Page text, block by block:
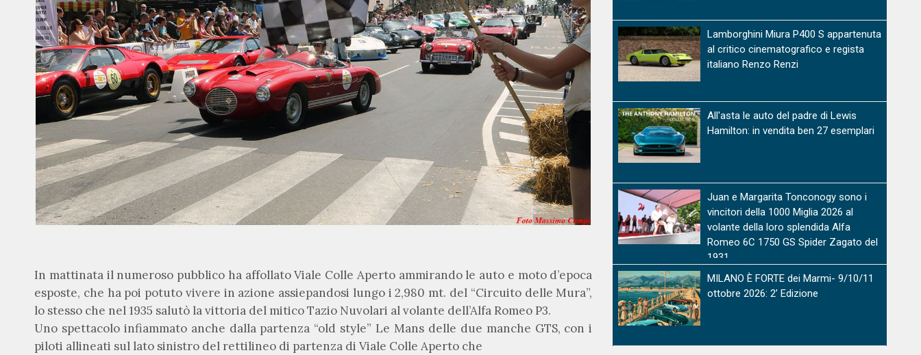
In mattinata il numeroso pubblico ha affollato Viale Colle Aperto ammirando le auto e moto d’epoca
esposte, che ha poi potuto vivere in azione assiepandosi lungo i 2,980 mt. del “Circuito delle Mura”,
lo stesso che nel 1935 salutò la vittoria del mitico Tazio Nuvolari al volante dell’Alfa Romeo P3.
Uno spettacolo infiammato anche dalla partenza “old style” Le Mans delle due manche GTS, con i
piloti allineati sul lato sinistro del rettilineo di partenza di Viale Colle Aperto che
Lamborghini Miura P400 S appartenuta
al critico cinematografico e regista
italiano Renzo Renzi
All'asta le auto del padre di Lewis
Hamilton: in vendita ben 27 esemplari
Juan e Margarita Tonconogy sono i
vincitori della 1000 Miglia 2026 al
volante della loro splendida Alfa
Romeo 6C 1750 GS Spider Zagato del
1931
MILANO È FORTE dei Marmi- 9/10/11
ottobre 2026: 2’ Edizione